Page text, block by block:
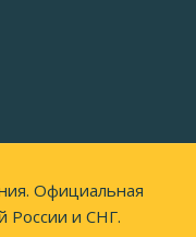
Официальная
России и СНГ.